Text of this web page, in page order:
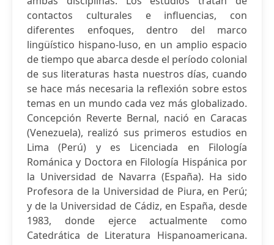
contactos culturales e influencias, con
diferentes enfoques, dentro del marco
lingüístico hispano-luso, en un amplio espacio
de tiempo que abarca desde el período colonial
de sus literaturas hasta nuestros días, cuando
se hace más necesaria la reflexión sobre estos
temas en un mundo cada vez más globalizado.
Concepción Reverte Bernal, nació en Caracas
(Venezuela), realizó sus primeros estudios en
Lima (Perú) y es Licenciada en Filología
Románica y Doctora en Filología Hispánica por
la Universidad de Navarra (España). Ha sido
Profesora de la Universidad de Piura, en Perú;
y de la Universidad de Cádiz, en España, desde
1983, donde ejerce actualmente como
Catedrática de Literatura Hispanoamericana.